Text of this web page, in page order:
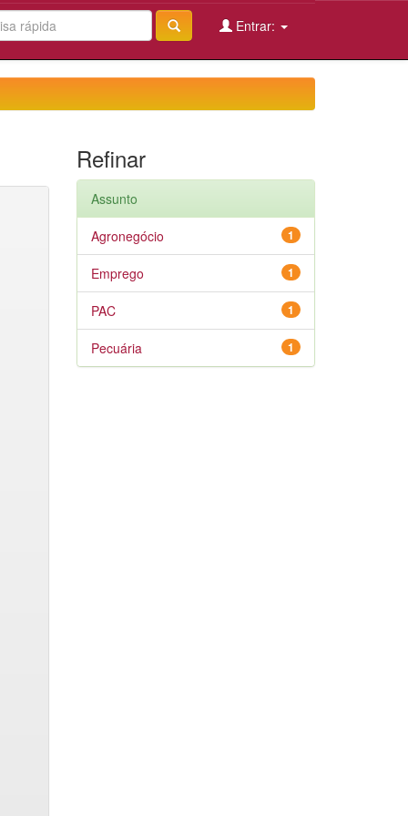
Entrar:
Refinar
Assunto
1
Agronegócio
1
Emprego
1
PAC
1
Pecuária